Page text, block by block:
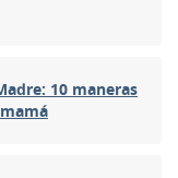
10 maneras